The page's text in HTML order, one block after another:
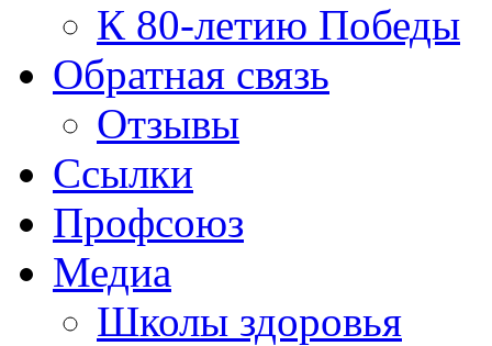
К 80-летию Победы
Обратная связь
Отзывы
Ссылки
Профсоюз
Медиа
Школы здоровья